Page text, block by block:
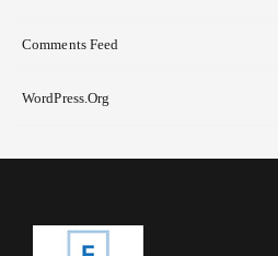
Comments Feed
WordPress.org